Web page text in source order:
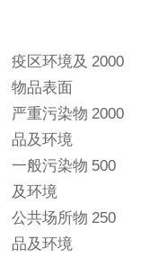
疫区环境及
物品表面
2000
严重污染物
品及环境
2000
一般污染物
及环境
500
公共场所物
品及环境
250